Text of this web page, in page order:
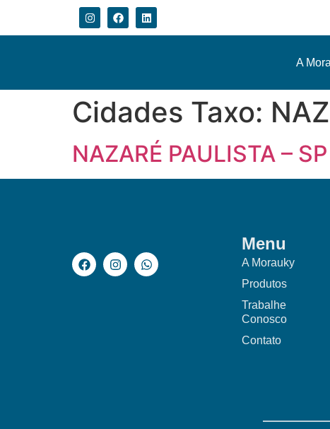
A
Cidades Taxo:
NAZARÉ PAULISTA – SP
Menu
A Morauky
Produtos
Trabalhe
Conosco
Contato